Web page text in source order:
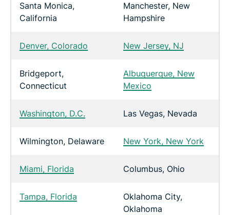
Santa Monica,
California
Manchester, New
Hampshire
Denver, Colorado New Jersey, NJ
Bridgeport,
Connecticut
Albuquerque, New
Mexico
Washington, D.C. Las Vegas, Nevada
Wilmington, Delaware New York, New York
Miami, Florida Columbus, Ohio
Tampa, Florida
Oklahoma City,
Oklahoma